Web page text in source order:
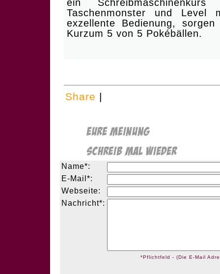
ein
Taschenmonster und Level
exzellente Bedienung,
Kurzum 5 von 5 Pokébällen.
Share |
Name*:
E-Mail*:
Webseite:
Nachricht*:
*Pflichtfeld - (Die E-Mail